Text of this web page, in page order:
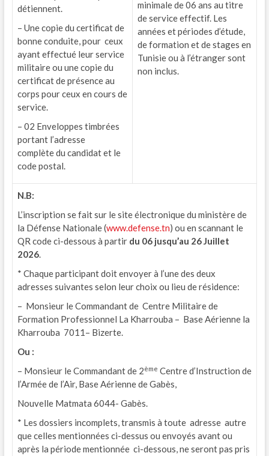
détiennent.
– Une copie du certificat de
bonne conduite, pour ceux
ayant effectué leur service
militaire ou une copie du
certificat de présence au
corps pour ceux en cours de
service.
– 02 Enveloppes timbrées
portant l’adresse
complète du candidat et le
code postal.
minimale de 06 ans au titre
de service effectif. Les
années et périodes d’étude,
de formation et de stages en
Tunisie ou à l’étranger sont
non inclus.
N.B:
L’inscription se fait sur le site électronique du ministère de
la Défense Nationale (www.defense.tn) ou en scannant le
QR code ci-dessous à partir du 06 jusqu’au 26Juillet
2026.
* Chaque participant doit envoyer à l’une des deux
adresses suivantes selon leur choix ou lieu de résidence:
– Monsieur le Commandant de Centre Militaire de
Formation Professionnel La Kharrouba – Base Aérienne la
Kharrouba 7011– Bizerte.
Ou :
– Monsieur le Commandant de 2ème Centre d’Instruction de
l’Armée de l’Air, Base Aérienne de Gabès,
Nouvelle Matmata 6044- Gabès.
* Les dossiers incomplets, transmis à toute adresse autre
que celles mentionnées ci-dessus ou envoyés avant ou
après la période mentionnée ci-dessous, ne seront pas pris